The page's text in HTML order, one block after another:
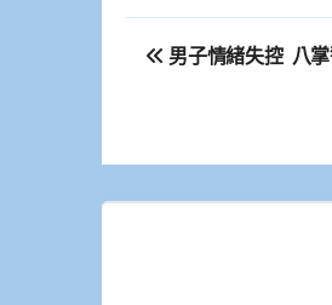
文
覽
男子情緒失控 八